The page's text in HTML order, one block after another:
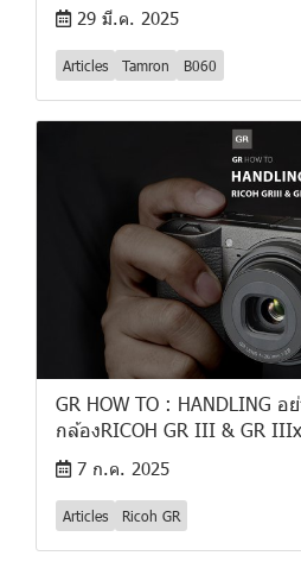
29 มี.ค. 2025
Articles Tamron B060
GR HOW TO : HANDLING อ
กล้องRICOH GR III & GR
7 ก.ค. 2025
Articles Ricoh GR